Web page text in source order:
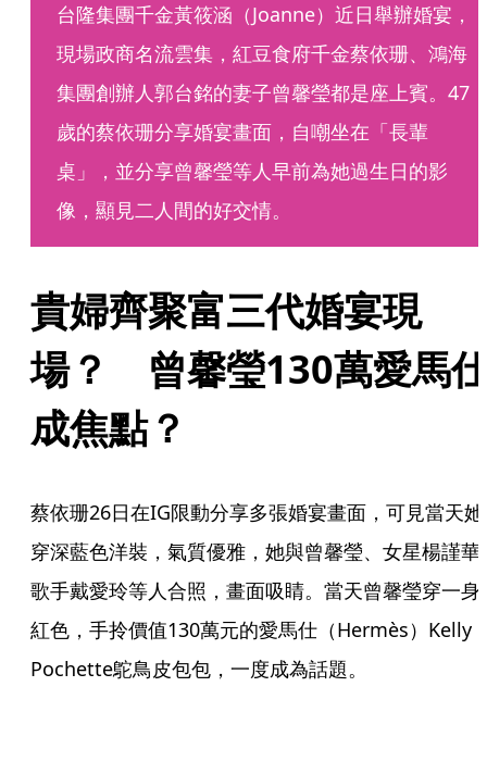
台隆集團千金黃筱涵（Joanne）近日舉辦婚宴，
現場政商名流雲集，紅豆食府千金蔡依珊、鴻海
集團創辦人郭台銘的妻子曾馨瑩都是座上賓。47
歲的蔡依珊分享婚宴畫面，自嘲坐在「長輩
桌」，並分享曾馨瑩等人早前為她過生日的影
像，顯見二人間的好交情。
貴婦齊聚富三代婚宴現
場？　曾馨瑩130萬愛馬
成焦點？
蔡依珊26日在IG限動分享多張婚宴畫面，可見當天她
穿深藍色洋裝，氣質優雅，她與曾馨瑩、女星楊謹華
歌手戴愛玲等人合照，畫面吸睛。當天曾馨瑩穿一身
紅色，手拎價值130萬元的愛馬仕（Hermès）Kelly
Pochette鴕鳥皮包包，一度成為話題。